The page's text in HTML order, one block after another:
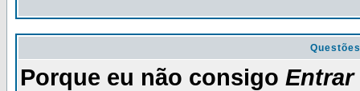
Porque eu não consigo Entrar